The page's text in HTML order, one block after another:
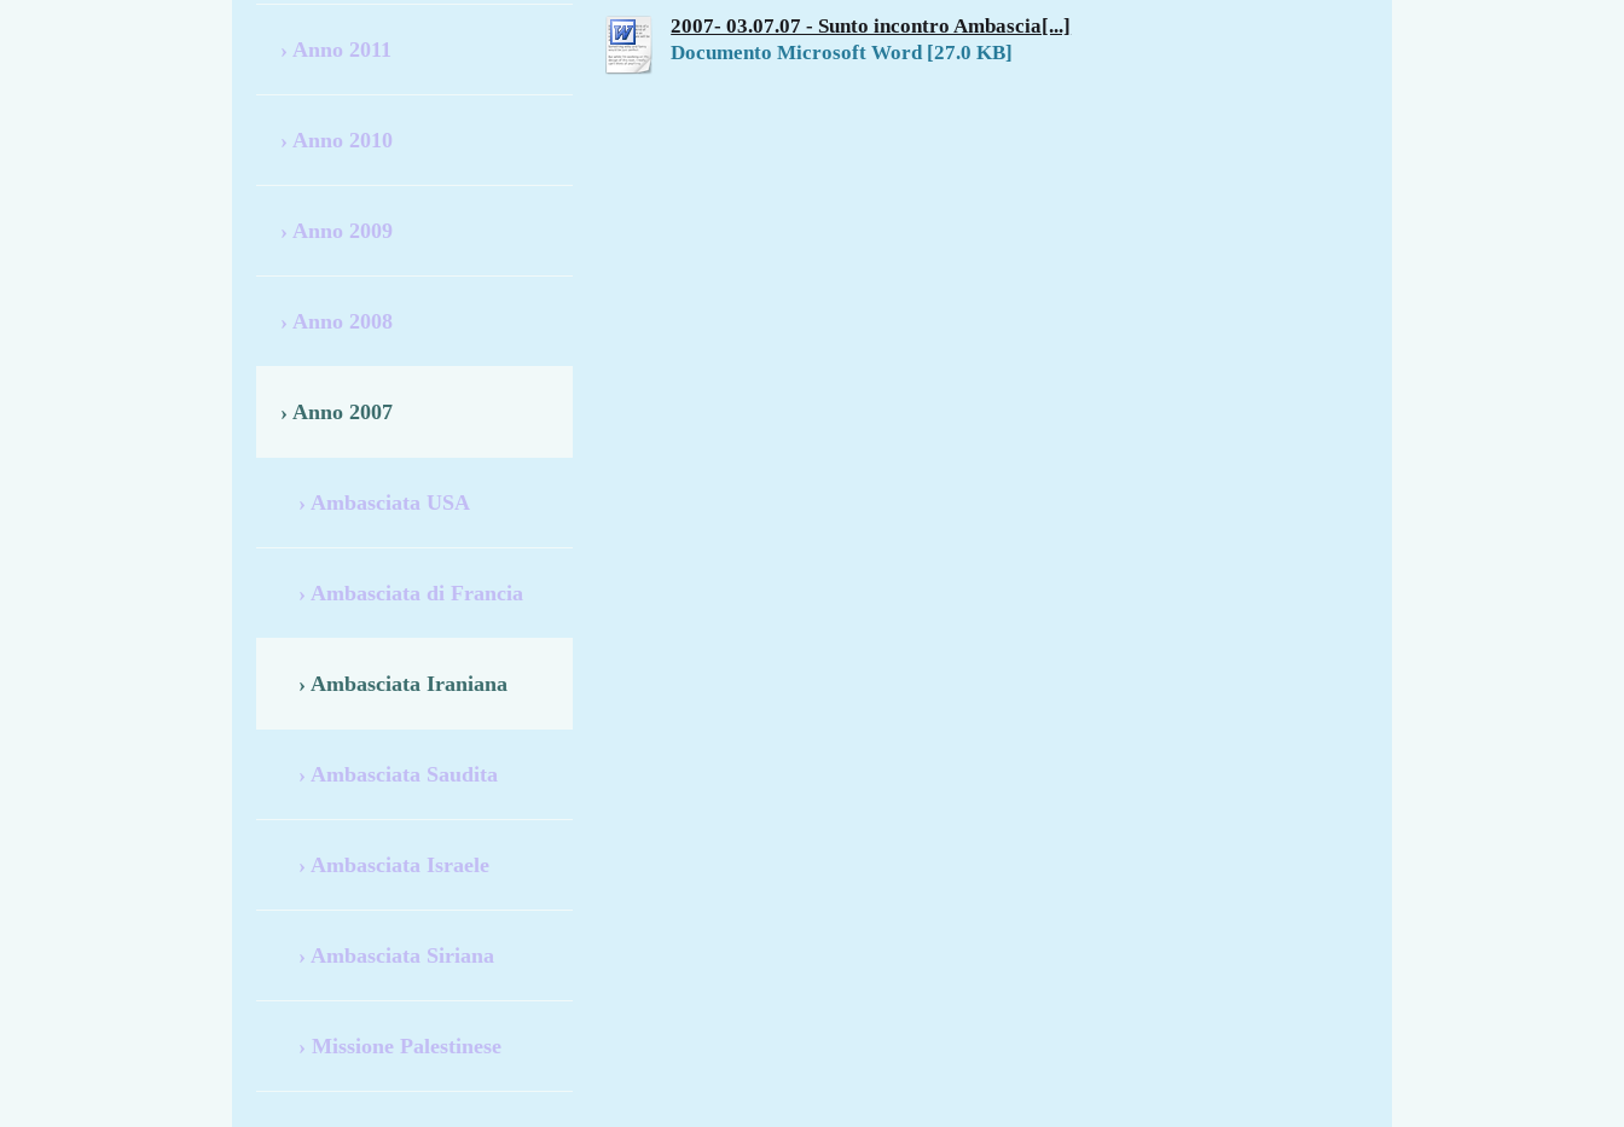
2007- 03.07.07 - Sunto incontro Ambascia[...]
Documento Microsoft Word [27.0 KB]
Anno 2011
Anno 2010
Anno 2009
Anno 2008
Anno 2007
Ambasciata USA
Ambasciata di Francia
Ambasciata Iraniana
Ambasciata Saudita
Ambasciata Israele
Ambasciata Siriana
Missione Palestinese